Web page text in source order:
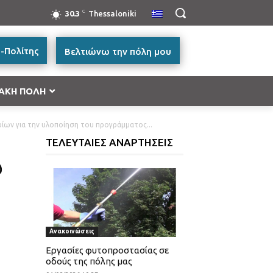
30.3 C Thessaloniki
Βελτιώνω την πόλη μου
Πολίτης
και Βασικής Υλικής Συνδρομής – ΤΕΒΑ 2014-
& Καινοτομία (ΕΠΑνΕΚ)»
ΠΟΛΗ
για την υλοποίηση του προγράμματος...
ΤΕΛΕΥΤΑΙΕΣ ΑΝΑΡΤΗΣΕΙΣ
Ανακοινώσεις
Εργασίες φυτοπροστασίας σε
οδούς της πόλης μας